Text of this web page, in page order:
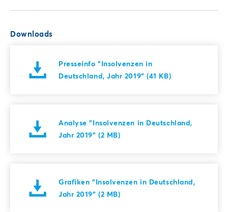
Downloads
Presseinfo "Insolvenzen in
Deutschland, Jahr 2019" (41 KB)
Analyse "Insolvenzen in Deutschland,
Jahr 2019" (2 MB)
Grafiken "Insolvenzen in Deutschland,
Jahr 2019" (2 MB)